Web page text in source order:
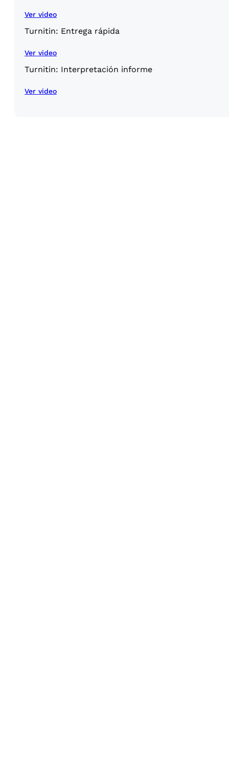
Ver video
Turnitin: Entrega rápida
Ver video
Turnitin: Interpretación informe
Ver video